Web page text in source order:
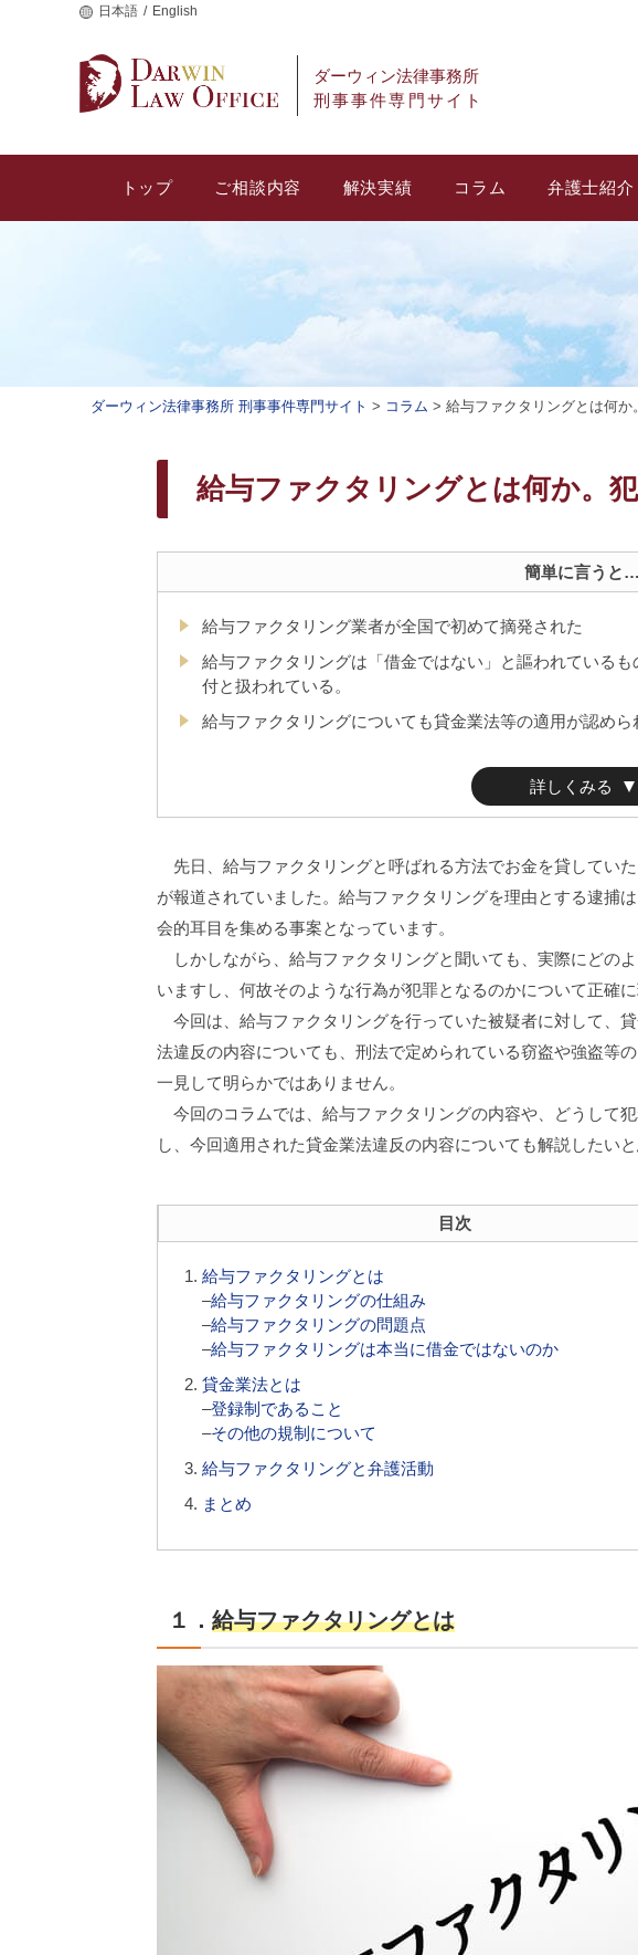
日本語 English
ダーウィン法律事務所
刑事事件専門サイト
トップ ご相談内容 解決実績 コラム 弁護士紹介
ダーウィン法律事務所 刑事事件専門サイト > コラム > 給与ファクタリングとは何か
給与ファクタリングとは何か。
簡単に言うと…
給与ファクタリング業者が全国で初めて摘発された
給与ファクタリングは「借金ではない」と謳われている
付と扱われている。
給与ファクタリングについても貸金業法等の適用が認め
詳しくみる
先日、給与ファクタリングと呼ばれる方法でお金を貸してい
が報道されていました。給与ファクタリングを理由とする逮捕
会的耳目を集める事案となっています。
しかしながら、給与ファクタリングと聞いても、実際にどの
いますし、何故そのような行為が犯罪となるのかについて正確
今回は、給与ファクタリングを行っていた被疑者に対して、
法違反の内容についても、刑法で定められている窃盗や強盗等
一見して明らかではありません。
今回のコラムでは、給与ファクタリングの内容や、どうして
し、今回適用された貸金業法違反の内容についても解説したいと
目次
給与ファクタリングとは
–給与ファクタリングの仕組み
–給与ファクタリングの問題点
–給与ファクタリングは本当に借金ではないのか
貸金業法とは
–登録制であること
–その他の規制について
給与ファクタリングと弁護活動
まとめ
１． 給与ファクタリングとは